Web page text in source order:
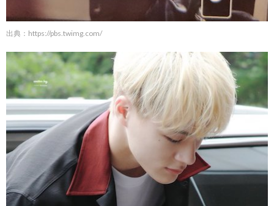
出典： https://pbs.twimg.com/